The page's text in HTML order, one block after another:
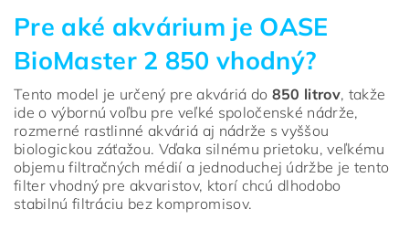
Pre aké akvárium je OASE
BioMaster 2 850 vhodný?
Tento model je určený pre akváriá do 850 litrov, takže
ide o výbornú voľbu pre veľké spoločenské nádrže,
rozmerné rastlinné akváriá aj nádrže s vyššou
biologickou záťažou. Vďaka silnému prietoku, veľkému
objemu filtračných médií a jednoduchej údržbe je tento
filter vhodný pre akvaristov, ktorí chcú dlhodobo
stabilnú filtráciu bez kompromisov.